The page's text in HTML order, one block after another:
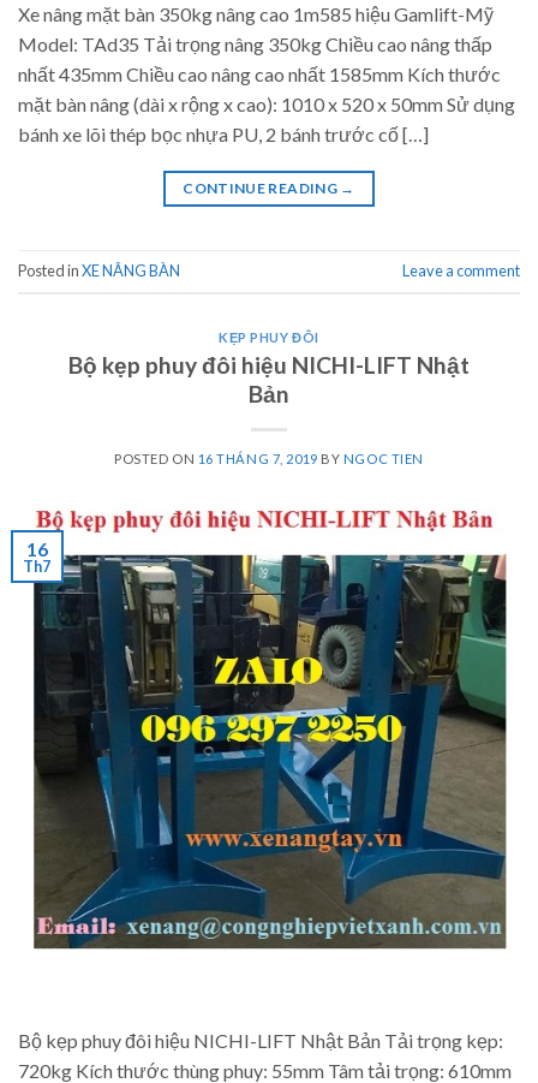
Xe nâng mặt bàn 350kg nâng cao 1m585 hiệu Gamlift-Mỹ
Model: TAd35 Tải trọng nâng 350kg Chiều cao nâng thấp
nhất 435mm Chiều cao nâng cao nhất 1585mm Kích thước
mặt bàn nâng (dài x rộng x cao): 1010 x 520 x 50mm Sử dụng
bánh xe lõi thép bọc nhựa PU, 2 bánh trước cố […]
CONTINUE READING →
Posted inXE NÂNG BÀN Leave a comment
KẸP PHUY ĐÔI
Bộ kẹp phuy đôi hiệu NICHI-LIFT Nhật
Bản
POSTED ON 16 THÁNG 7, 2019 BY NGOC TIEN
16
Th7
Bộ kẹp phuy đôi hiệu NICHI-LIFT Nhật Bản Tải trọng kẹp:
720kg Kích thước thùng phuy: 55mm Tâm tải trọng: 610mm